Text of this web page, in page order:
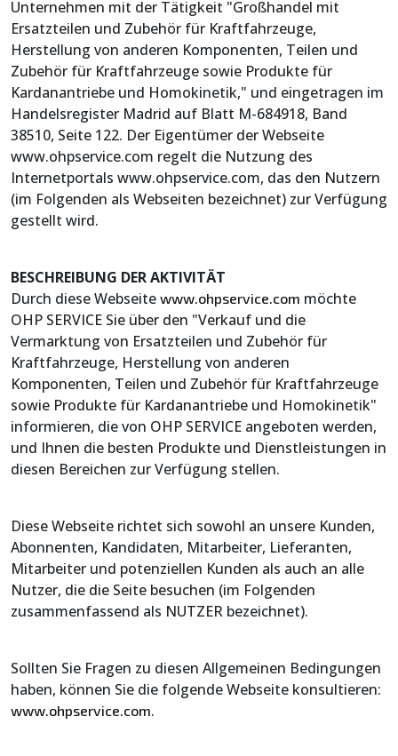
Unternehmen mit der Tätigkeit "Großhandel mit
Ersatzteilen und Zubehör für Kraftfahrzeuge,
Herstellung von anderen Komponenten, Teilen und
Zubehör für Kraftfahrzeuge sowie Produkte für
Kardanantriebe und Homokinetik," und eingetragen im
Handelsregister Madrid auf Blatt M-684918, Band
38510, Seite 122. Der Eigentümer der Webseite
www.ohpservice.com regelt die Nutzung des
Internetportals www.ohpservice.com, das den Nutzern
(im Folgenden als Webseiten bezeichnet) zur Verfügung
gestellt wird.
BESCHREIBUNG DER AKTIVITÄT
Durch diese Webseite www.ohpservice.com möchte
OHP SERVICE Sie über den "Verkauf und die
Vermarktung von Ersatzteilen und Zubehör für
Kraftfahrzeuge, Herstellung von anderen
Komponenten, Teilen und Zubehör für Kraftfahrzeuge
sowie Produkte für Kardanantriebe und Homokinetik"
informieren, die von OHP SERVICE angeboten werden,
und Ihnen die besten Produkte und Dienstleistungen in
diesen Bereichen zur Verfügung stellen.
Diese Webseite richtet sich sowohl an unsere Kunden,
Abonnenten, Kandidaten, Mitarbeiter, Lieferanten,
Mitarbeiter und potenziellen Kunden als auch an alle
Nutzer, die die Seite besuchen (im Folgenden
zusammenfassend als NUTZER bezeichnet).
Sollten Sie Fragen zu diesen Allgemeinen Bedingungen
haben, können Sie die folgende Webseite konsultieren:
www.ohpservice.com.